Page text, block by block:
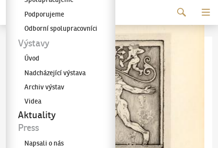
Galerie KODLPodporujeme
Odborní spolupracovníci
Výstavy
Úvod
Nadcházející výstava
Archiv výstav
Videa
Aktuality
Press
Napsali o nás